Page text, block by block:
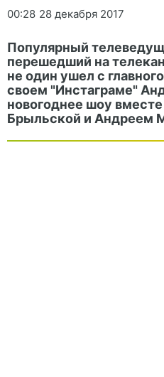
00:28 28 декабря 2017
Популярный
перешедший на
не один ушел с
своем "Инстаграме"
новогоднее шоу
Брыльской и Андреем